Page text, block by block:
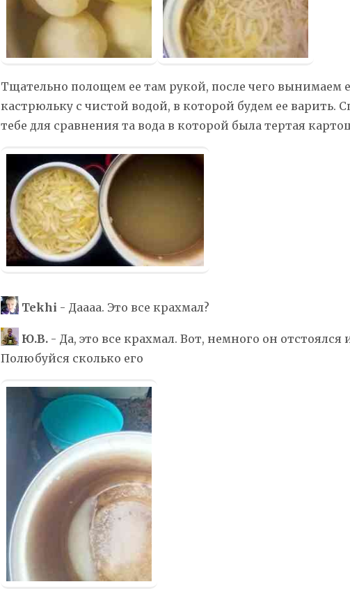
Тщательно полощем ее там рукой, после чего вынимаем
кастрюльку с чистой водой, в которой будем ее варить.
тебе для сравнения та вода в которой была тертая
Tekhi - Даааа. Это все крахмал?
Ю.В.- Да, это все крахмал. Вот, немного он отстоялся
Полюбуйся сколько его